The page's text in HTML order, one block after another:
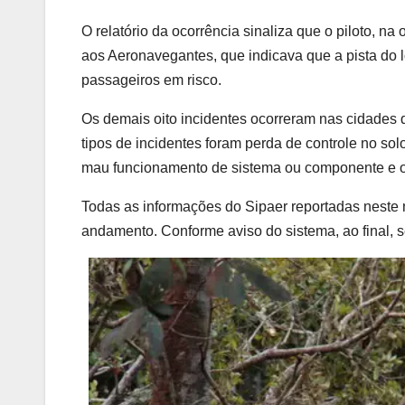
O relatório da ocorrência sinaliza que o piloto, na
aos Aeronavegantes, que indicava que a pista
passageiros em risco.
Os demais oito incidentes ocorreram nas cidades
tipos de incidentes foram perda de controle no
mau funcionamento de sistema ou componente e
Todas as informações do Sipaer reportadas
andamento. Conforme aviso do sistema, ao final,